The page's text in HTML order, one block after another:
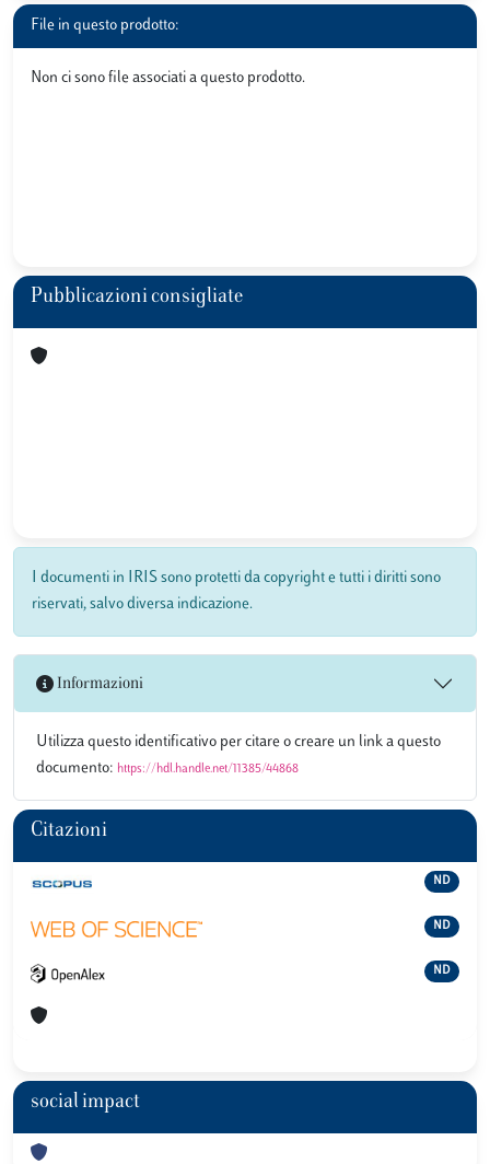
File in questo prodotto:
Non ci sono file associati a questo prodotto.
Pubblicazioni consigliate
I documenti in IRIS sono protetti da copyright e tutti i diritti sono
riservati, salvo diversa indicazione.
Informazioni
Utilizza questo identificativo per citare o creare un link a questo
documento: https://hdl.handle.net/11385/44868
Citazioni
ND
ND
ND
social impact